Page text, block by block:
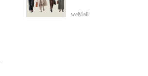
weMall